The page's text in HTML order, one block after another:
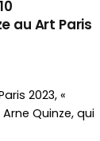
au Art Paris
2023, «
Quinze, qui